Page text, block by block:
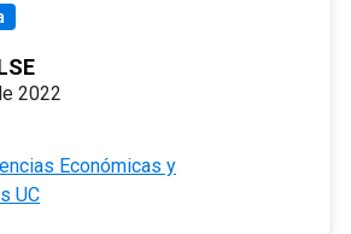
2022
Económicas y
UC